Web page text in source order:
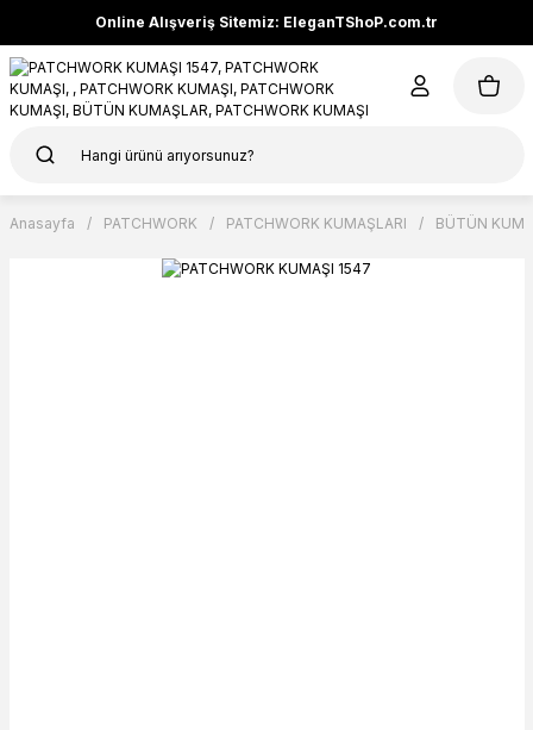
Online Alışveriş Sitemiz: EleganTShoP.com.tr
Anasayfa PATCHWORK PATCHWORK KUMAŞLARI BÜTÜN